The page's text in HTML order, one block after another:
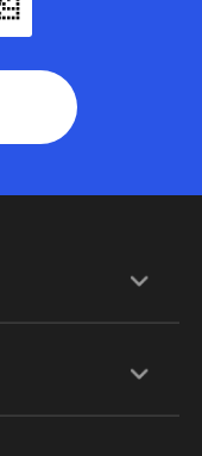
兴趣培训